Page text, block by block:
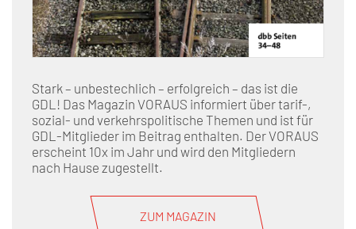
Stark – unbestechlich – erfolgreich – das ist die
GDL! Das Magazin VORAUS informiert über tarif-,
sozial- und verkehrspolitische Themen und ist für
GDL-Mitglieder im Beitrag enthalten. Der VORAUS
erscheint 10x im Jahr und wird den Mitgliedern
nach Hause zugestellt.
ZUM MAGAZIN